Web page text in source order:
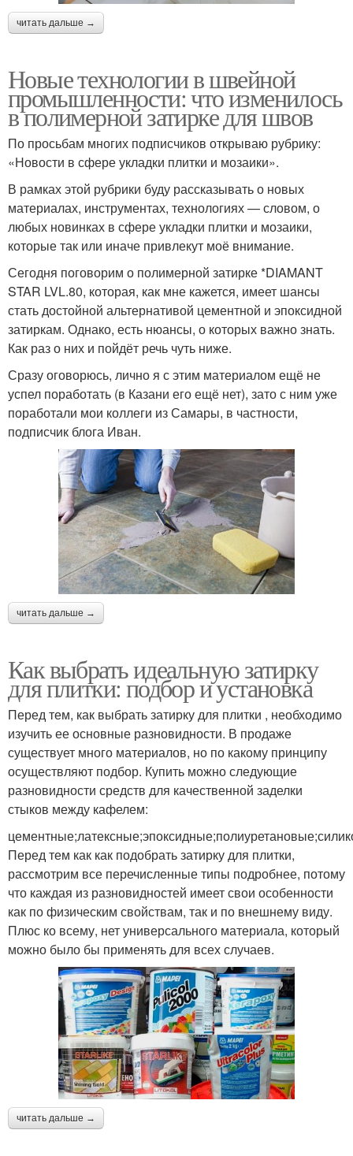
читать дальше →
Новые технологии в швейной
промышленности: что изменилось
в полимерной затирке для швов
По просьбам многих подписчиков открываю рубрику:
«Новости в сфере укладки плитки и мозаики».
В рамках этой рубрики буду рассказывать о новых
материалах, инструментах, технологиях — словом, о
любых новинках в сфере укладки плитки и мозаики,
которые так или иначе привлекут моё внимание.
Сегодня поговорим о полимерной затирке *DIAMANT
STAR LVL.80, которая, как мне кажется, имеет шансы
стать достойной альтернативой цементной и эпоксидной
затиркам. Однако, есть нюансы, о которых важно знать.
Как раз о них и пойдёт речь чуть ниже.
Сразу оговорюсь, лично я с этим материалом ещё не
успел поработать (в Казани его ещё нет), зато с ним уже
поработали мои коллеги из Самары, в частности,
подписчик блога Иван.
читать дальше →
Как выбрать идеальную затирку
для плитки: подбор и установка
Перед тем, как выбрать затирку для плитки , необходимо
изучить ее основные разновидности. В продаже
существует много материалов, но по какому принципу
осуществляют подбор. Купить можно следующие
разновидности средств для качественной заделки
стыков между кафелем:
Перед тем как как подобрать затирку для плитки,
рассмотрим все перечисленные типы подробнее, потому
что каждая из разновидностей имеет свои особенности
как по физическим свойствам, так и по внешнему виду.
Плюс ко всему, нет универсального материала, который
можно было бы применять для всех случаев.
читать дальше →